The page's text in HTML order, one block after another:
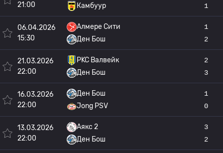
21:00
Камбуур
1
06.04.2026
15:30
Алмере Сити
Ден Бош
1
2
21.03.2026
22:00
РKC Валвейк
Ден Бош
2
3
16.03.2026
22:00
Ден Бош
Jong PSV
1
0
13.03.2026
22:00
Аякс 2
Ден Бош
3
2